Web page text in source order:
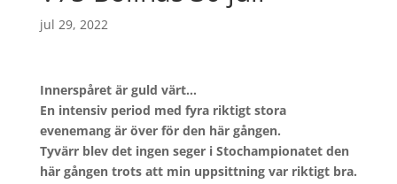
jul 29, 2022
Innerspåret är guld värt…
En intensiv period med fyra riktigt stora
evenemang är över för den här gången.
Tyvärr blev det ingen seger i Stochampionatet den
här gången trots att min uppsittning var riktigt bra.